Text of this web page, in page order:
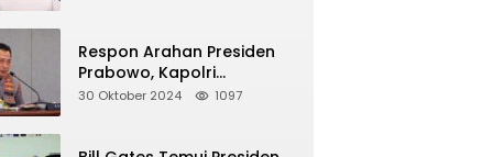
Respon Arahan Presiden
Prabowo, Kapolri
Perintahkan Jajarannya
30 Oktober 2024 1097